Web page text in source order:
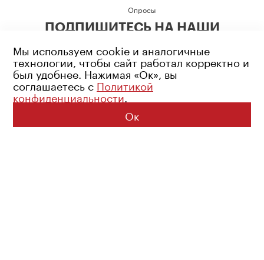
Опросы
ПОДПИШИТЕСЬ НА НАШИ
Возрастное ограничение: 16+
Политика конфиденциальности
© 2026 Все права защищены
Мы используем cookie и аналогичные
технологии, чтобы сайт работал корректно и
был удобнее. Нажимая «Ок», вы
соглашаетесь с Политикой
конфиденциальности.
Ок